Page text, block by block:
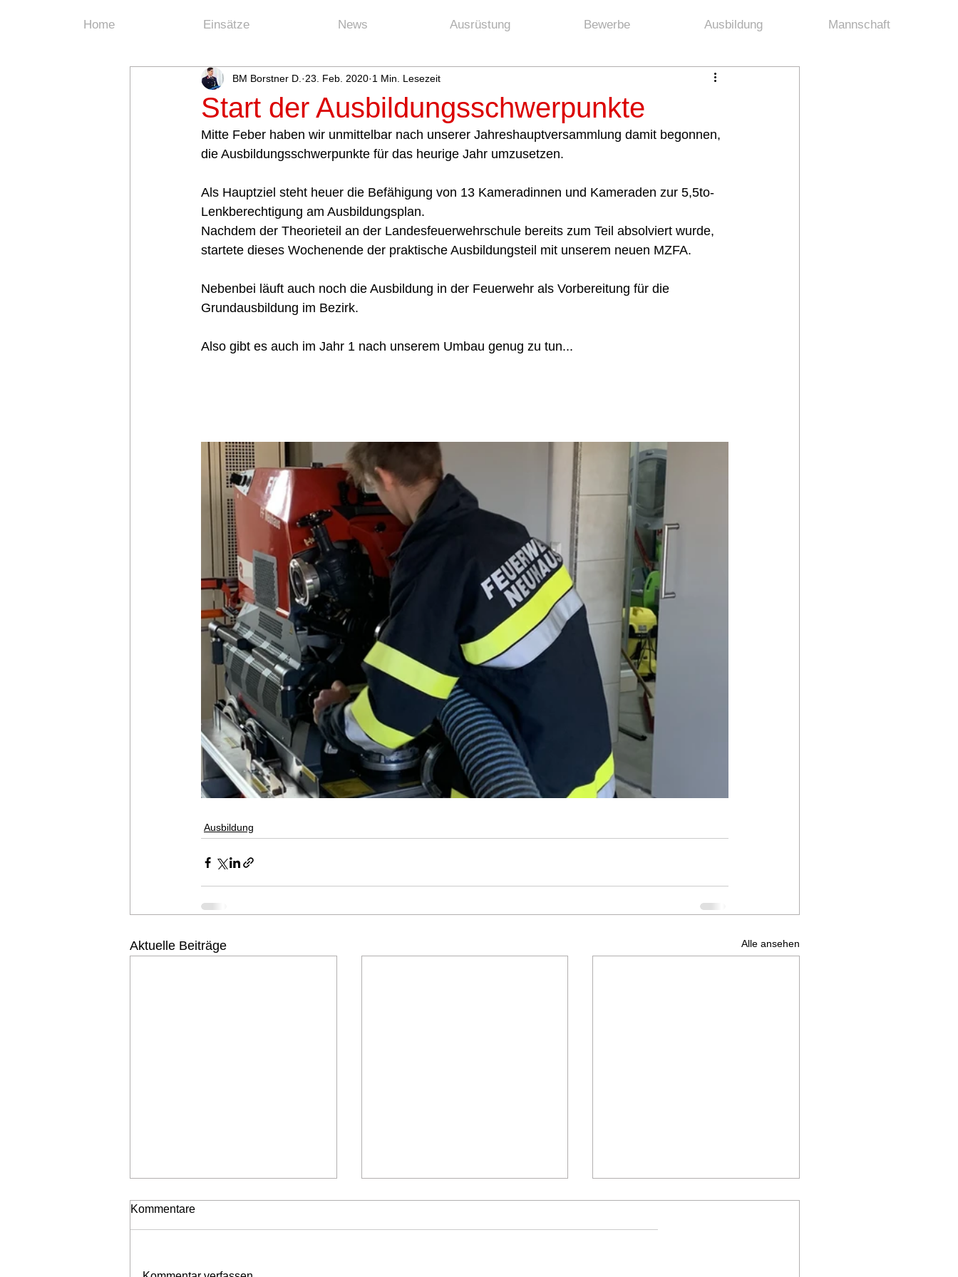
Home Einsätze News Ausrüstung Bewerbe Ausbildung Mannschaft
Start der Ausbildungsschwerpunkte
BM Borstner D. 23. Feb. 2020 1 Min. Lesezeit
Mitte Feber haben wir unmittelbar nach unserer Jahreshauptversammlung damit begonnen,
die Ausbildungsschwerpunkte für das heurige Jahr umzusetzen.
Als Hauptziel steht heuer die Befähigung von 13 Kameradinnen und Kameraden zur 5,5to-
Lenkberechtigung am Ausbildungsplan.
Nachdem der Theorieteil an der Landesfeuerwehrschule bereits zum Teil absolviert wurde,
startete dieses Wochenende der praktische Ausbildungsteil mit unserem neuen MZFA.
Nebenbei läuft auch noch die Ausbildung in der Feuerwehr als Vorbereitung für die
Grundausbildung im Bezirk.
Also gibt es auch im Jahr 1 nach unserem Umbau genug zu tun...
Ausbildung
Aktuelle Beiträge Alle ansehen
Kommentare